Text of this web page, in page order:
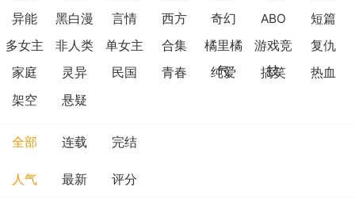
异能
黑白漫 言情 西方 奇幻 ABO
短篇
多女主
非人类 单女主 合集
橘里橘
气
游戏竞
技
复仇
家庭
灵异 民国 青春 纯爱 搞笑
热血
架空
悬疑
全部 连载 完结
人气 最新 评分